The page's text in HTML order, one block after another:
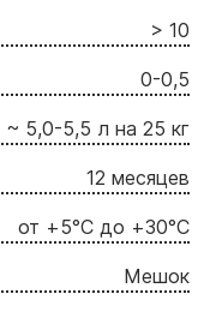
> 10
0-0,5
~ 5,0-5,5 л на 25 кг
12 месяцев
от +5°С до +30°С
Мешок